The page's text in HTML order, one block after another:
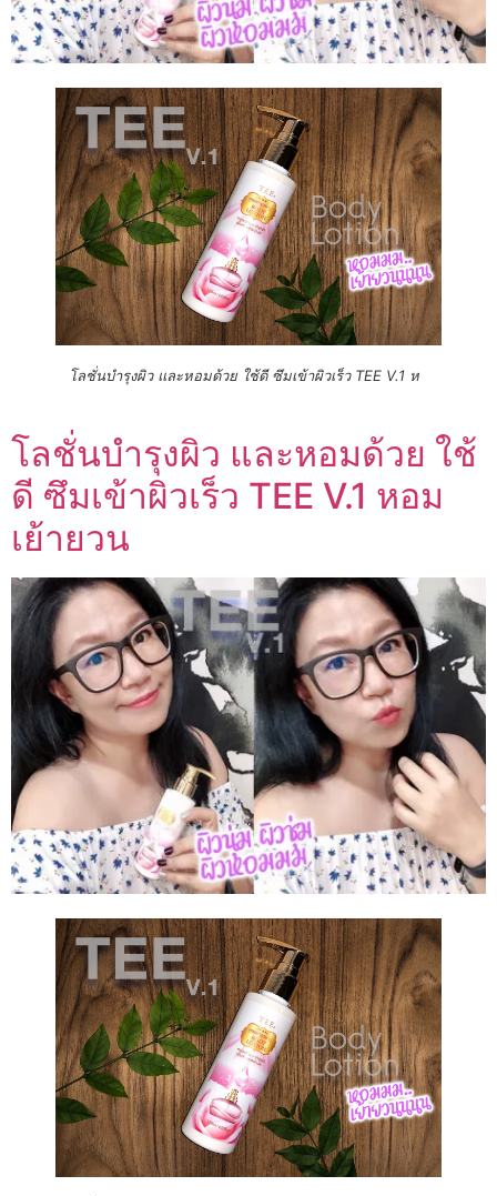
โลชั่นบำรุงผิว และหอมด้วย ใช้ดี ซึมเข้าผิวเร็ว TEE V.1 ห
โลชั่นบำรุงผิว และหอมด้วย ใช้
ดี ซึมเข้าผิวเร็ว TEE V.1 หอม
เย้ายวน